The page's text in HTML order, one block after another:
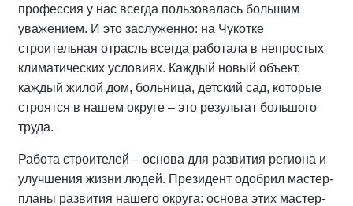
профессия у нас всегда пользовалась большим
уважением. И это заслуженно: на Чукотке
строительная отрасль всегда работала в непростых
климатических условиях. Каждый новый объект,
каждый жилой дом, больница, детский сад, которые
строятся в нашем округе – это результат большого
труда.
Работа строителей – основа для развития региона и
улучшения жизни людей. Президент одобрил мастер-
планы развития нашего округа: основа этих мастер-